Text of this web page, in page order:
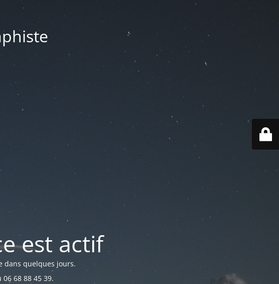
est actif
dans quelques jours.
68 88 45 39.